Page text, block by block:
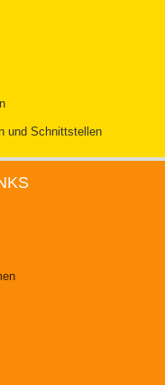
und Schnittstellen